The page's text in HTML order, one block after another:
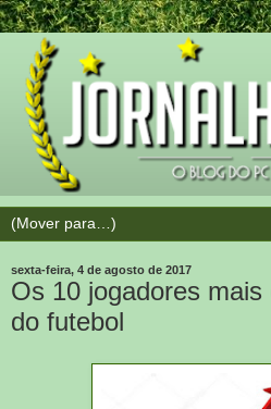
sexta-feira, 4 de agosto de 2017
Os 10 jogadores
do futebol